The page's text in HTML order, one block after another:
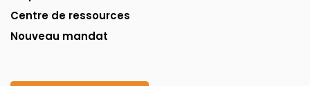
Centre de ressources
Nouveau mandat